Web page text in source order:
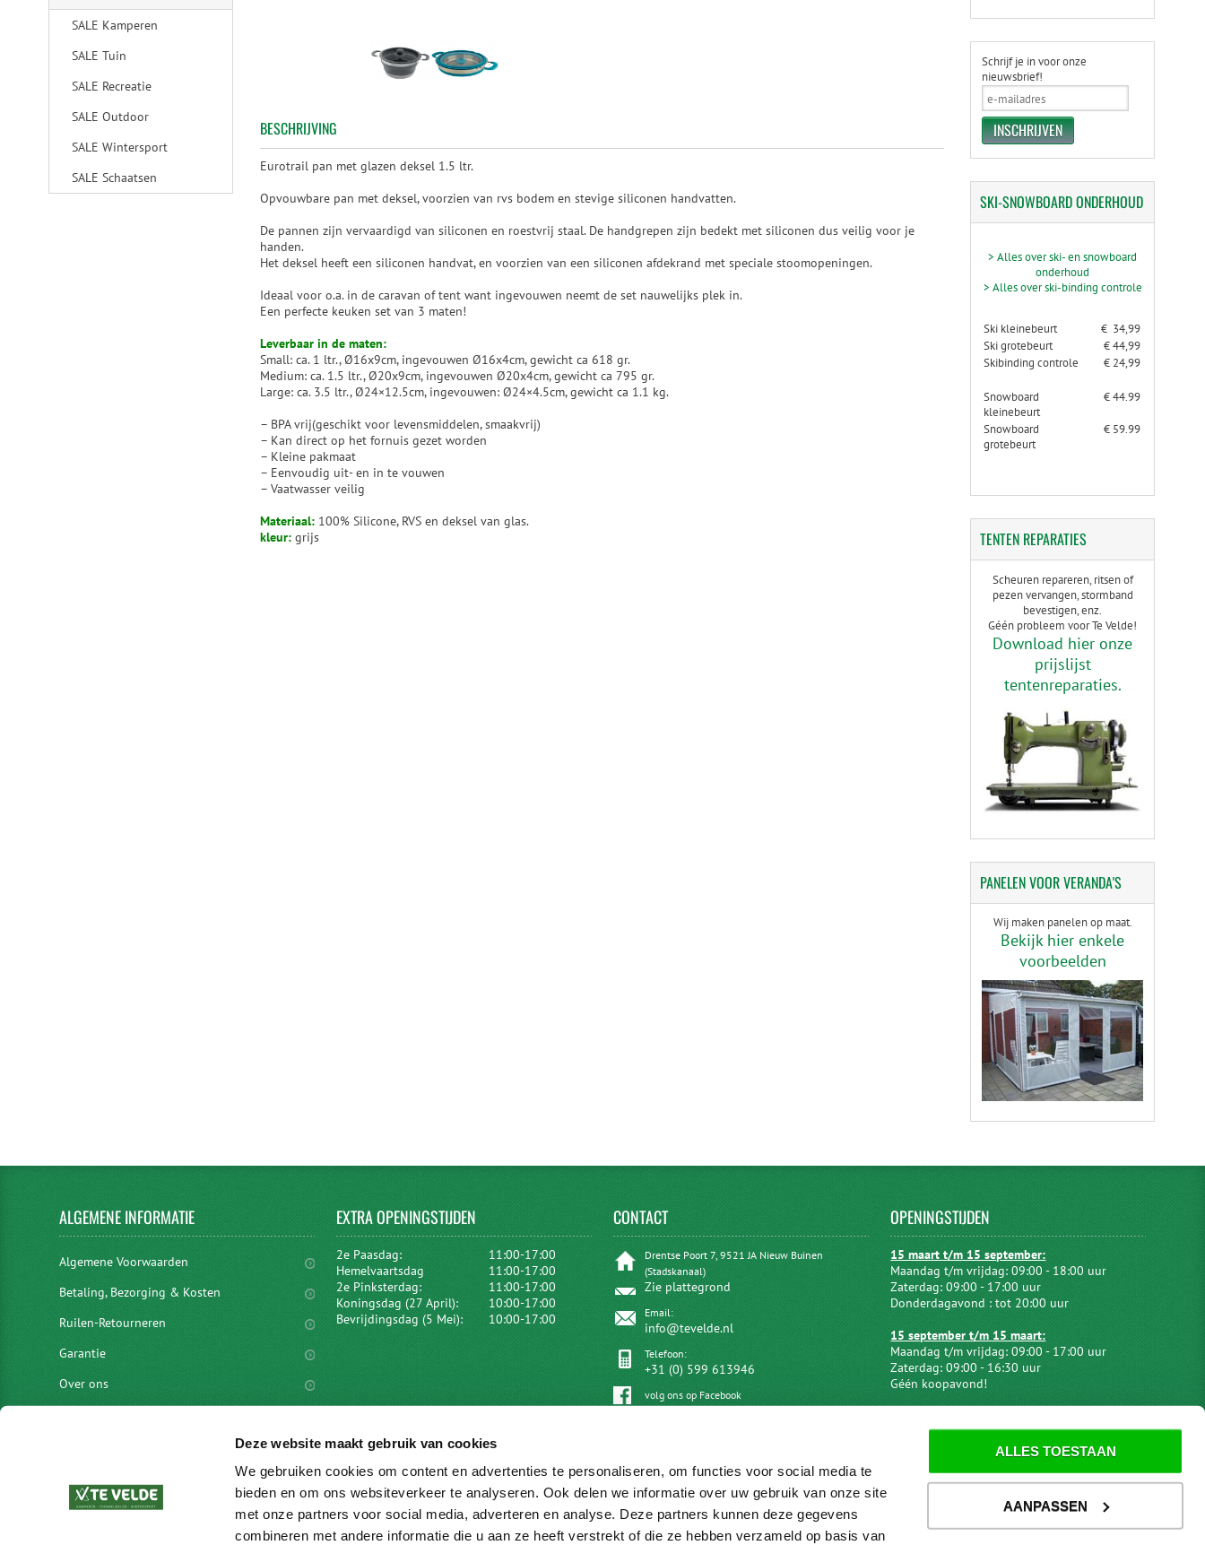
Deze website maakt gebruik van cookies
We gebruiken cookies om content en advertenties te personaliseren, om functies voor social media te
bieden en om ons websiteverkeer te analyseren. Ook delen we informatie over uw gebruik van onze site
met onze partners voor social media, adverteren en analyse. Deze partners kunnen deze gegevens
combineren met andere informatie die u aan ze heeft verstrekt of die ze hebben verzameld op basis van
ALLES TOESTAAN
AANPASSEN
BESCHRIJVING
Eurotrail pan met glazen deksel 1.5 ltr.
Opvouwbare pan met deksel, voorzien van rvs bodem en stevige siliconen handvatten.
De pannen zijn vervaardigd van siliconen en roestvrij staal. De handgrepen zijn bedekt met siliconen dus veilig voor je
handen.
Het deksel heeft een siliconen handvat, en voorzien van een siliconen afdekrand met speciale stoomopeningen.
Ideaal voor o.a. in de caravan of tent want ingevouwen neemt de set nauwelijks plek in.
Een perfecte keuken set van 3 maten!
Leverbaar in de maten:
Small: ca. 1 ltr., Ø16x9cm, ingevouwen Ø16x4cm, gewicht ca 618 gr.
Medium: ca. 1.5 ltr., Ø20x9cm, ingevouwen Ø20x4cm, gewicht ca 795 gr.
Large: ca. 3.5 ltr., Ø24×12.5cm, ingevouwen: Ø24×4.5cm, gewicht ca 1.1 kg.
– BPA vrij(geschikt voor levensmiddelen, smaakvrij)
– Kan direct op het fornuis gezet worden
– Kleine pakmaat
– Eenvoudig uit- en in te vouwen
– Vaatwasser veilig
Materiaal: 100% Silicone, RVS en deksel van glas.
kleur: grijs
SALE Kamperen
SALE Tuin
SALE Recreatie
SALE Outdoor
SALE Wintersport
SALE Schaatsen
Schrijf je in voor onze
nieuwsbrief!
SKI-SNOWBOARDONDERHOUD
> Alles over ski- en snowboard
onderhoud
> Alles over ski-binding controle
Ski kleinebeurt
€ 34,99
Ski grotebeurt
€ 44,99
Skibinding controle
€ 24,99
Snowboard
kleinebeurt
€ 44.99
Snowboard
grotebeurt
€ 59.99
TENTEN REPARATIES
Scheuren repareren, ritsen of
pezen vervangen, stormband
bevestigen, enz.
Géén probleem voor Te Velde!
Download hier onze
prijslijst
tentenreparaties.
PANELENVOOR VERANDA'S
Wij maken panelen op maat.
Bekijk hier enkele
voorbeelden
ALGEMENEINFORMATIE
Algemene Voorwaarden
Betaling, Bezorging & Kosten
Ruilen-Retourneren
Garantie
Over ons
vacatures
EXTRAOPENINGSTIJDEN
2e Paasdag:
11:00-17:00
Hemelvaartsdag
11:00-17:00
2e Pinksterdag:
11:00-17:00
Koningsdag (27 April):
10:00-17:00
Bevrijdingsdag (5 Mei):
10:00-17:00
CONTACT
Drentse Poort 7, 9521 JA Nieuw Buinen
(Stadskanaal)
Zie plattegrond
Email:
info@tevelde.nl
Telefoon:
+31 (0) 599 613946
volg ons op Facebook
OPENINGSTIJDEN
15 maart t/m 15 september:
Maandag t/m vrijdag: 09:00 - 18:00 uur
Zaterdag: 09:00 - 17:00 uur
Donderdagavond : tot 20:00 uur
15 september t/m 15 maart:
Maandag t/m vrijdag: 09:00 - 17:00 uur
Zaterdag: 09:00 - 16:30 uur
Géén koopavond!